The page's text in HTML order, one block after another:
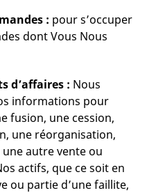
: pour s’occuper
dont Vous Nous
d’affaires : Nous
informations pour
fusion, une cession,
une réorganisation,
autre vente ou
actifs, que ce soit en
ou partie d’une faillite,